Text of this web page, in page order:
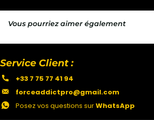
Vous pourriez aimer également
Service Client :
+33 7 75 77 41 94
forceaddictpro@gmail.com
Posez vos questions surWhatsApp